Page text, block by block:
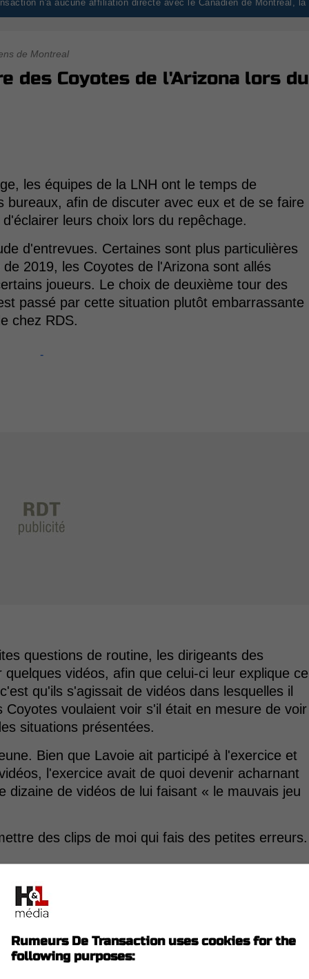
n'a aucune affiliation directe avec le Canadien de Montréal, la
de Montreal
des Coyotes de l'Arizona lors du
les équipes de la LNH ont le temps de
bureaux, afin de discuter avec eux et de se faire
leurs choix lors du repêchage.
d'entrevues. Certaines sont plus particulières
2019, les Coyotes de l'Arizona sont allés
joueurs. Le choix de deuxième tour des
passé par cette situation plutôt embarrassante
chez RDS.
-
questions de routine, les dirigeants des
vidéos, afin que celui-ci leur explique ce
qu'ils s'agissait de vidéos dans lesquelles il
voulaient voir s'il était en mesure de voir
situations présentées.
Bien que Lavoie ait participé à l'exercice et
l'exercice avait de quoi devenir acharnant
dizaine de vidéos de lui faisant « le mauvais jeu
des clips de moi qui fais des petites erreurs.
et on ne lui demandait même plus son
répétition, ce qu'il faisait d'incorrect.
Rumeurs De Transaction uses cookies for the
following purposes: